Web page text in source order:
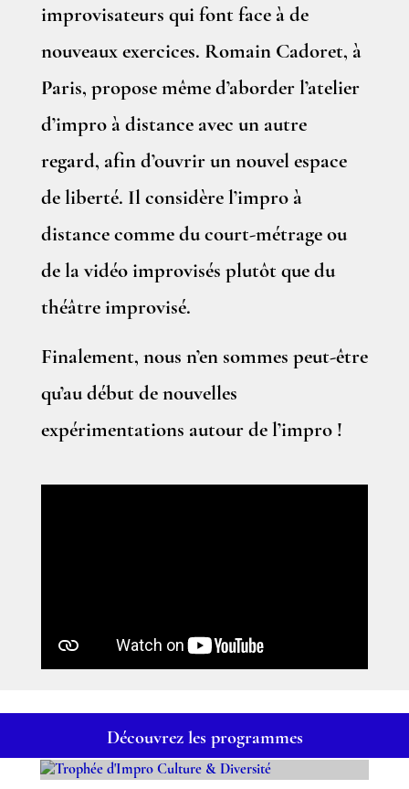
improvisateurs qui font face à de
nouveaux exercices. Romain Cadoret, à
Paris, propose même d’aborder l’atelier
d’impro à distance avec un autre
regard, afin d’ouvrir un nouvel espace
de liberté. Il considère l’impro à
distance comme du court-métrage ou
de la vidéo improvisés plutôt que du
théâtre improvisé.
Finalement, nous n’en sommes peut-être
qu’au début de nouvelles
expérimentations autour de l’impro !
Découvrez les programmes